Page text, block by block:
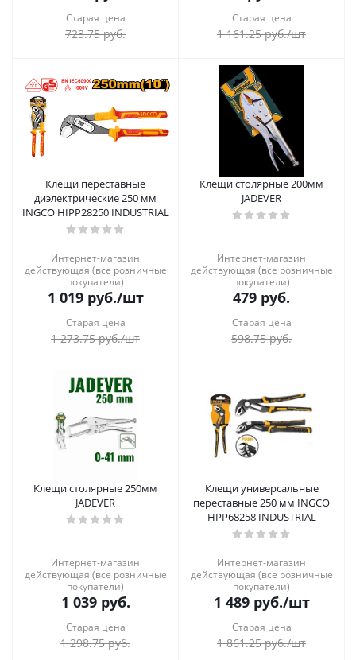
Старая цена
723.75руб.
Старая цена
1 161.25руб./шт
Клещи переставные
диэлектрические 250 мм
INGCO HIPP28250 INDUSTRIAL
Интернет-магазин
действующая (все розничные
покупатели)
1 019руб./шт
Старая цена
1 273.75руб./шт
Клещи столярные 200мм
JADEVER
Интернет-магазин
действующая (все розничные
покупатели)
479 руб.
Старая цена
598.75руб.
Клещи столярные 250мм
JADEVER
Интернет-магазин
действующая (все розничные
покупатели)
1 039руб.
Старая цена
1 298.75руб.
Клещи универсальные
переставные 250 мм INGCO
HPP68258 INDUSTRIAL
Интернет-магазин
действующая (все розничные
покупатели)
1 489руб./шт
Старая цена
1 861.25руб./шт